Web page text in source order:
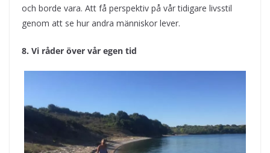
och borde vara. Att få perspektiv på vår tidigare livsstil
genom att se hur andra människor lever.
8. Vi råder över vår egen tid